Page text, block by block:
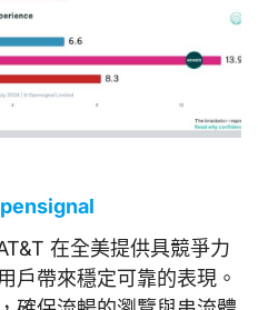
在全美提供具競爭力
戶帶來穩定可靠的表現。